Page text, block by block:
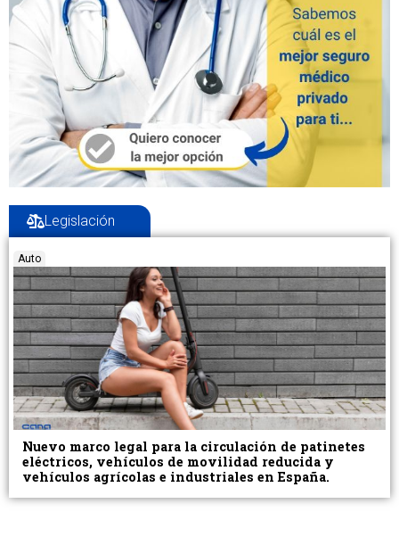
Legislación
Auto
Nuevo marco legal para la circulación de patinetes
eléctricos, vehículos de movilidad reducida y
vehículos agrícolas e industriales en España.